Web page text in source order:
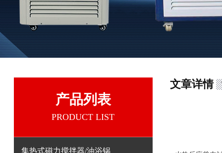
文章详情
产品列表
PRODUCT LIST
集热式磁力搅拌器/油浴锅